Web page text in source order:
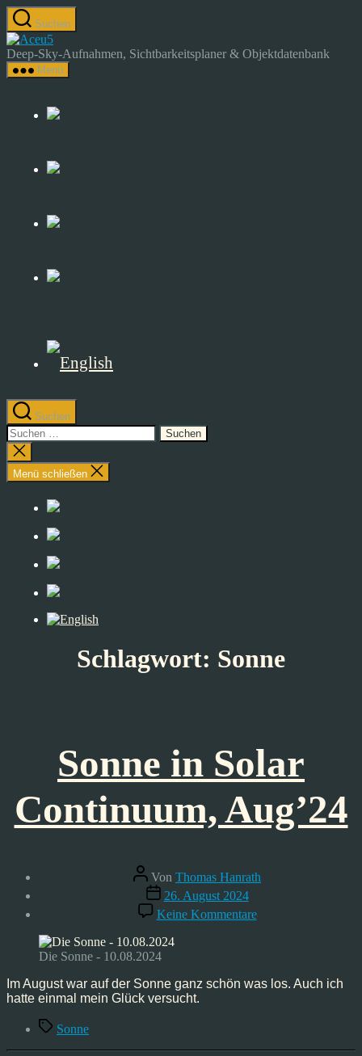
Zum
Inhalt
springen
Suchen
Astrocamp
–
Astrofotografie
Sky-
Deep-Sky-Aufnahmen, Sichtbarkeitsplaner & Objektdatenbank
Menü
Suchen
Suchen
nach:
Suche
schließen
Menü schließen
Schlagwort: Sonne
Sonne in Solar
Continuum, Aug’24
Beitragsautor
Von Thomas Hanrath
Veröffentlichungsdatum
26. August 2024
Keine Kommentarezu
Sonne
Aug’24
Die Sonne - 10.08.2024
Im August war auf der Sonne ganz schön was los. Auch ich
hatte einmal mein Glück versucht.
Schlagwörter
Sonne